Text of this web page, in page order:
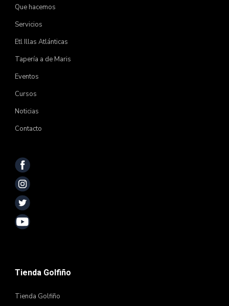
Que hacemos
Servicios
Etl Illas Atlánticas
Tapería a de Maris
Eventos
Cursos
Noticias
Contacto
Tienda Golfiño
Tienda Golfiño